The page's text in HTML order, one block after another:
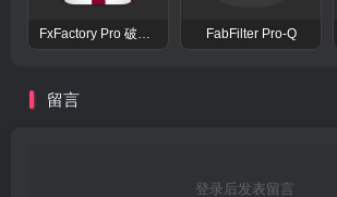
FxFactory Pro 破解版 视觉效果插件工具包 FabFilter Pro-Q
留言
登录后发表留言